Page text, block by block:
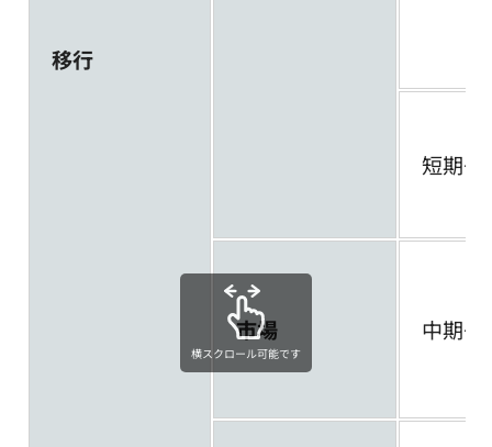
移行
短期～
市場 中期～
横スクロール可能です